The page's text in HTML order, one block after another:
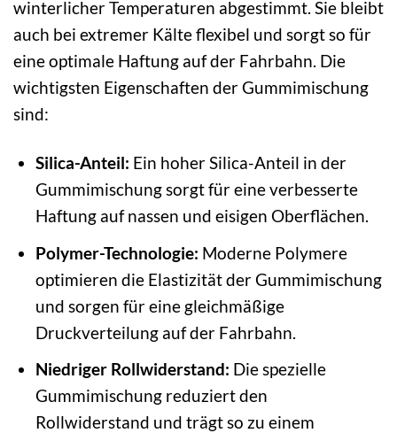
winterlicher Temperaturen abgestimmt. Sie bleibt
auch bei extremer Kälte flexibel und sorgt so für
eine optimale Haftung auf der Fahrbahn. Die
wichtigsten Eigenschaften der Gummimischung
sind:
Silica-Anteil: Ein hoher Silica-Anteil in der
Gummimischung sorgt für eine verbesserte
Haftung auf nassen und eisigen Oberflächen.
Polymer-Technologie: Moderne Polymere
optimieren die Elastizität der Gummimischung
und sorgen für eine gleichmäßige
Druckverteilung auf der Fahrbahn.
Niedriger Rollwiderstand: Die spezielle
Gummimischung reduziert den
Rollwiderstand und trägt so zu einem